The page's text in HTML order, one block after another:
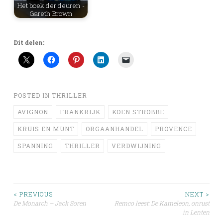
Het boek der deuren -
Gareth Brown
Dit delen:
POSTED IN THRILLER
AVIGNON FRANKRIJK KOEN STROBBE
KRUIS EN MUNT ORGAANHANDEL PROVENCE
SPANNING THRILLER VERDWIJNING
Post
< PREVIOUS
De Monarch – Jack Soren
NEXT >
Remco leest: De Kameleon, onrust
in Lenten